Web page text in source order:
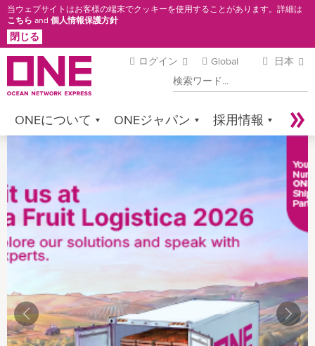
メ
イ
ン
テ
動
当ウェブサイトはお客様の端末でクッキーを使用することがあります。詳細は
こちら and 個人情報保護方針
閉じる
ログイン Global 日本
索
ONEについて ONEジャパン 採用情報
サービス Sustainability
Newsroom eCommerce
Service Provider Login